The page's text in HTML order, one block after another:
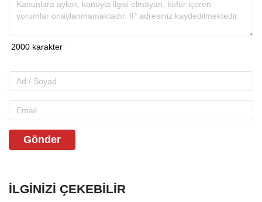
Gönder
İLGINIZI ÇEKEBILIR